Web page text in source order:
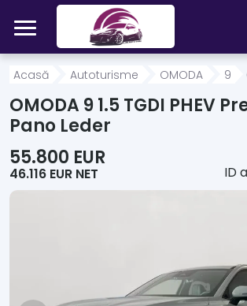
Mergi direct la conținutul principal
Acasă
Autoturisme
Motociclete
Acasă Autoturisme OMODA 9
OMODA 9 1.5 TGDI PHEV
Pano Leder
55.800 EUR
46.116 EUR NET
ID